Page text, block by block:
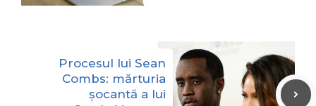
Procesul lui Sean
Combs: mărturia
șocantă a lui